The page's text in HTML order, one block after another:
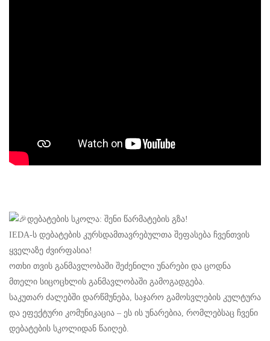
დებატების სკოლა: შენი წარმატების გზა!
IEDA-ს დებატების კურსდამთავრებულთა შეფასება ჩვენთვის
ყველაზე ძვირფასია!
ოთხი თვის განმავლობაში შეძენილი უნარები და ცოდნა
მთელი სიცოცხლის განმავლობაში გამოგადგება.
საკუთარ ძალებში დარწმუნება, საჯარო გამოსვლების კულტურა
და ეფექტური კომუნიკაცია – ეს ის უნარებია, რომლებსაც ჩვენი
დებატების სკოლიდან წაიღებ.